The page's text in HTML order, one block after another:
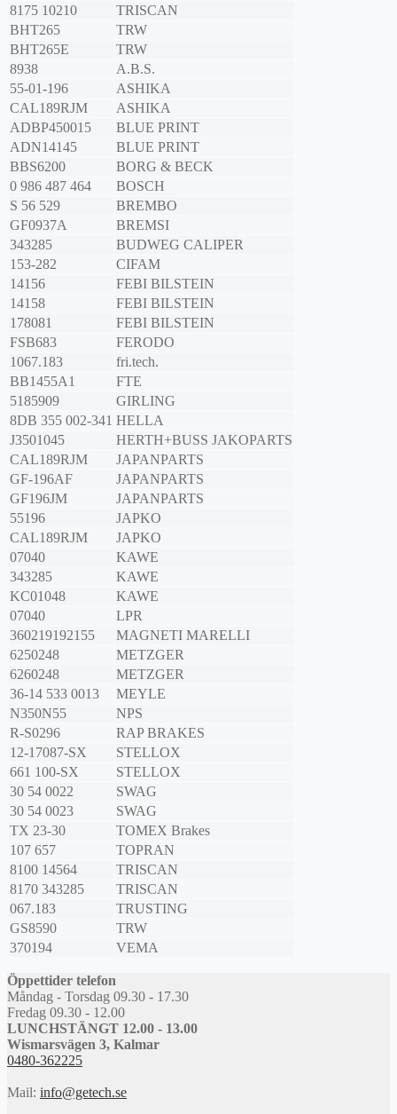
8175 10210
TRISCAN
BHT265
TRW
BHT265E
TRW
8938
A.B.S.
55-01-196
ASHIKA
CAL189RJM
ASHIKA
ADBP450015
BLUE PRINT
ADN14145
BLUE PRINT
BBS6200
BORG & BECK
0 986 487 464
BOSCH
S 56 529
BREMBO
GF0937A
BREMSI
343285
BUDWEG CALIPER
153-282
CIFAM
14156
FEBI BILSTEIN
14158
FEBI BILSTEIN
178081
FEBI BILSTEIN
FSB683
FERODO
1067.183
fri.tech.
BB1455A1
FTE
5185909
GIRLING
8DB 355 002-341 HELLA
J3501045
HERTH+BUSS JAKOPARTS
CAL189RJM
JAPANPARTS
GF-196AF
JAPANPARTS
GF196JM
JAPANPARTS
55196
JAPKO
CAL189RJM
JAPKO
07040
KAWE
343285
KAWE
KC01048
KAWE
07040
LPR
360219192155
MAGNETI MARELLI
6250248
METZGER
6260248
METZGER
36-14 533 0013
MEYLE
N350N55
NPS
R-S0296
RAP BRAKES
12-17087-SX
STELLOX
661 100-SX
STELLOX
30 54 0022
SWAG
30 54 0023
SWAG
TX 23-30
TOMEX Brakes
107 657
TOPRAN
8100 14564
TRISCAN
8170 343285
TRISCAN
067.183
TRUSTING
GS8590
TRW
370194
VEMA
Öppettider telefon
Måndag - Torsdag 09.30 - 17.30
Fredag 09.30 - 12.00
LUNCHSTÄNGT 12.00 - 13.00
Wismarsvägen 3, Kalmar
0480-362225
Mail: info@getech.se